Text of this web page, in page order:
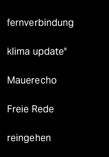
fernverbindung
klima update°
Mauerecho
Freie Rede
reingehen